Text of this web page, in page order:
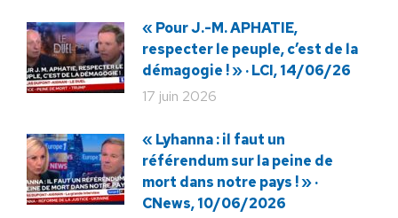
« Pour J.-M. APHATIE,
respecter le peuple, c’est de la
démagogie ! » · LCI, 14/06/26
17 juin 2026
« Lyhanna : il faut un
référendum sur la peine de
mort dans notre pays ! » ·
CNews, 10/06/2026